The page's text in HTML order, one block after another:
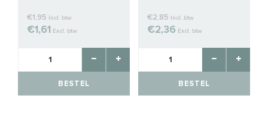
€1,95 Incl. btw
€1,61 Excl. btw
BESTEL
€2,85 Incl. btw
€2,36 Excl. btw
BESTEL